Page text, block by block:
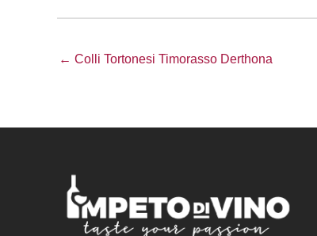
← Colli Tortonesi Timorasso Derthona